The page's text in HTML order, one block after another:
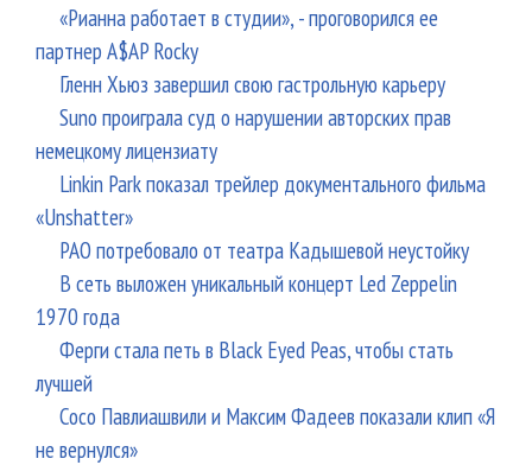
«Рианна работает в студии», - проговорился ее
партнер A$AP Rocky
Гленн Хьюз завершил свою гастрольную карьеру
Suno проиграла суд о нарушении авторских прав
немецкому лицензиату
Linkin Park показал трейлер документального фильма
«Unshatter»
РАО потребовало от театра Кадышевой неустойку
В сеть выложен уникальный концерт Led Zeppelin
1970 года
Ферги стала петь в Black Eyed Peas, чтобы стать
лучшей
Сосо Павлиашвили и Максим Фадеев показали клип «Я
не вернулся»